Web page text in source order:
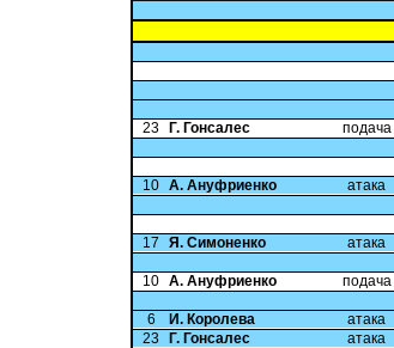
23
Г. Гонсалес подача
10 А. Ануфриенко атака
17
Я. Симоненко атака
10 А. Ануфриенко подача
6
И. Королева атака
23
Г. Гонсалес атака